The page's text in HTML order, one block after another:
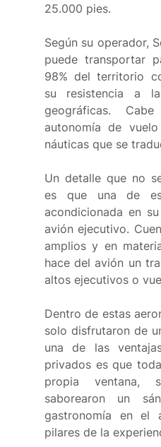
25.000 pies.
Según su operador,
puede transportar
98% del territorio
su resistencia a
geográficas.
autonomía de
náuticas que se
Un detalle que no
es que una de
acondicionada en
avión ejecutivo.
amplios y en
hace del avión un
altos ejecutivos o
Dentro de estas
solo disfrutaron de
una de las
privados es que
propia ventana,
saborearon un
gastronomía en
pilares de la